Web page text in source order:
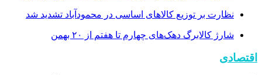
نظارت بر توزیع کالا‌های اساسی در محمودآباد تشدید شد
شارژ کالابرگ دهک‌های چهارم تا هفتم از ۲۰ بهمن
اقتصادی